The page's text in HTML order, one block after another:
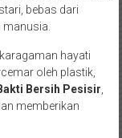
bebas dari
hayati
oleh plastik,
Bersih Pesisir
memberikan